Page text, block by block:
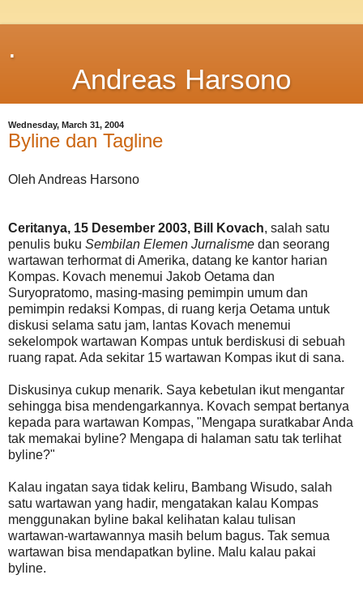
.
Andreas Harsono
Wednesday, March 31, 2004
Byline dan Tagline
Oleh Andreas Harsono
Ceritanya, 15 Desember 2003, Bill Kovach, salah satu
penulis buku Sembilan Elemen Jurnalisme dan seorang
wartawan terhormat di Amerika, datang ke kantor harian
Kompas. Kovach menemui Jakob Oetama dan
Suryopratomo, masing-masing pemimpin umum dan
pemimpin redaksi Kompas, di ruang kerja Oetama untuk
diskusi selama satu jam, lantas Kovach menemui
sekelompok wartawan Kompas untuk berdiskusi di sebuah
ruang rapat. Ada sekitar 15 wartawan Kompas ikut di sana.
Diskusinya cukup menarik. Saya kebetulan ikut mengantar
sehingga bisa mendengarkannya. Kovach sempat bertanya
kepada para wartawan Kompas, "Mengapa suratkabar Anda
tak memakai byline? Mengapa di halaman satu tak terlihat
byline?"
Kalau ingatan saya tidak keliru, Bambang Wisudo, salah
satu wartawan yang hadir, mengatakan kalau Kompas
menggunakan byline bakal kelihatan kalau tulisan
wartawan-wartawannya masih belum bagus. Tak semua
wartawan bisa mendapatkan byline. Malu kalau pakai
byline.